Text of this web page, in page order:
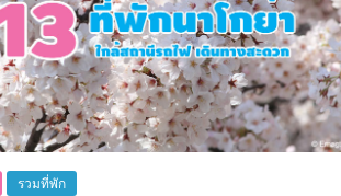
รวมที่พัก